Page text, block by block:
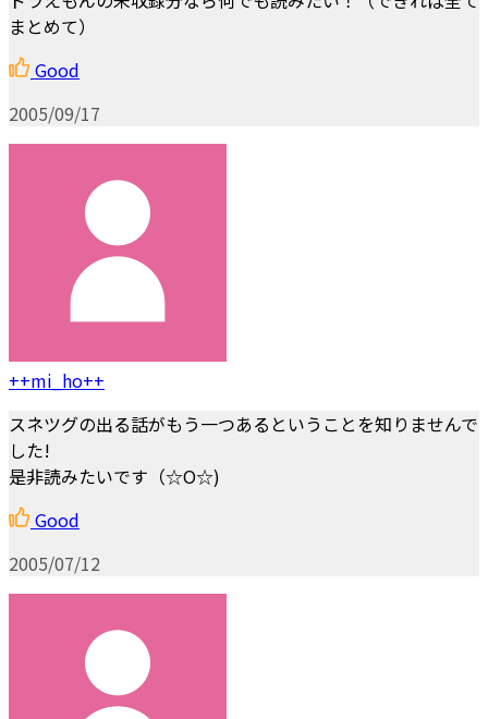
まとめて）
Good
2005/09/17
++mi_ho++
スネツグの出る話がもう一つあるということを知りませんで
した!
是非読みたいです（☆O☆)
Good
2005/07/12